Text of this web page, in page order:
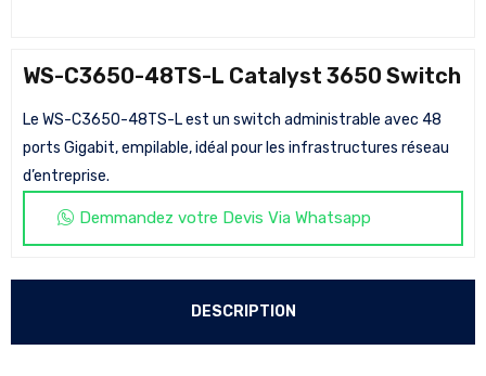
WS-C3650-48TS-L Catalyst 3650 Switch
Le WS-C3650-48TS-L est un switch administrable avec 48
ports Gigabit, empilable, idéal pour les infrastructures réseau
d’entreprise.
Demmandez votre Devis Via Whatsapp
DESCRIPTION